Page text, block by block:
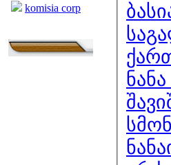
komisia corp
ნანა